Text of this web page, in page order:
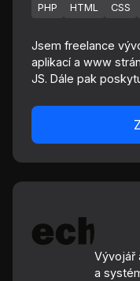
PHP HTML CSS
Jsem freelance
aplikací a www
JS. Dále pak
Vývojář
a